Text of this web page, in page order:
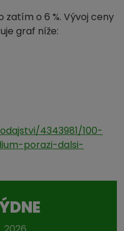
o 6 %. Vývoj ceny
graf níže:
4343981/100-
porazi-dalsi-